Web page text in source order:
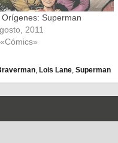
Orígenes: Superman
2011
, Lois Lane, Superman